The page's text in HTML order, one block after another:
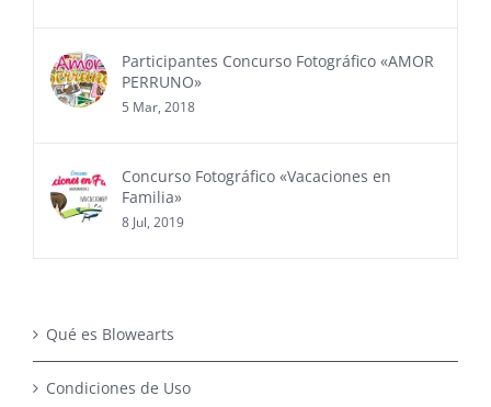
Participantes Concurso Fotográfico «AMOR
PERRUNO»
5 Mar, 2018
Concurso Fotográfico «Vacaciones en
Familia»
8 Jul, 2019
Qué es Blowearts
Condiciones de Uso